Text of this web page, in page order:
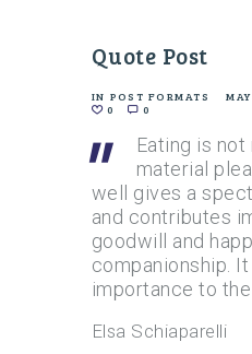
Quote Post
IN POST FORMATS
0
0
Eating is not
material
well gives a
and contributes
goodwill and
companionship.
importance to
Elsa Schiaparelli